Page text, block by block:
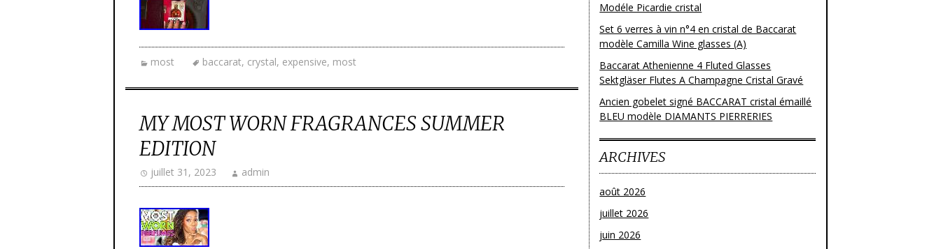
most baccarat, crystal, expensive, most
MY MOST WORN FRAGRANCES SUMMER
EDITION
juillet 31, 2023 admin
Modéle Picardie cristal
Set 6 verres à vin n°4 en cristal de Baccarat
modèle Camilla Wine glasses (A)
Baccarat Athenienne 4 Fluted Glasses
Sektgläser Flutes A Champagne Cristal Gravé
Ancien gobelet signé BACCARAT cristal émaillé
BLEU modèle DIAMANTS PIERRERIES
ARCHIVES
août 2026
juillet 2026
juin 2026